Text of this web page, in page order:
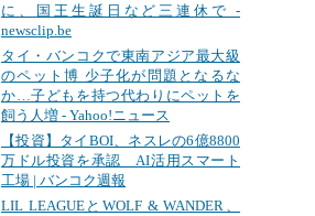
に、国王生誕日など三連休で -
newsclip.be
タイ・バンコクで東南アジア最大級
のペット博 少子化が問題となるな
か…子どもを持つ代わりにペットを
飼う人増 - Yahoo!ニュース
【投資】タイBOI、ネスレの6億8800
万ドル投資を承認 AI活用スマート
工場 | バンコク週報
LIL LEAGUEとWOLF & WANDER、